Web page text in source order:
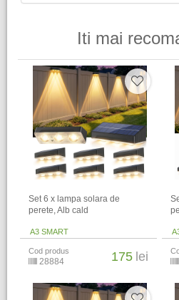
Iti mai
Set 6 x lampa solara de
perete, Alb cald
A3 SMART
Cod produs
28884 175 lei